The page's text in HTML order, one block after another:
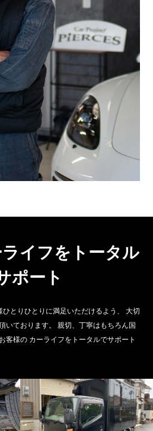
イフをトータル
ポート
ひとりひとりに満足いただけるよう、 大切
いております。 親切、丁寧はもちろん国
客様の カーライフをトータルでサポート